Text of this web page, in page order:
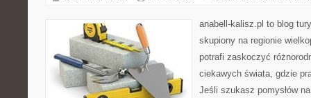
anabell-kalisz.pl to blog
skupiony na regionie
potrafi zaskoczyć
ciekawych świata, gdzie
Jeśli szukasz pomysłów